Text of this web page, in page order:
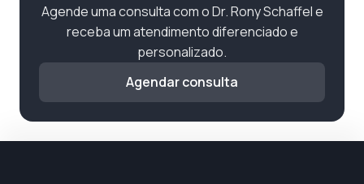
Agende uma consulta com o Dr. Rony Schaffel e
receba um atendimento diferenciado e
personalizado.
Agendar consulta